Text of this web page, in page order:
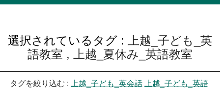
選択されているタグ :
上越_子ども_英
語教室 , 上越_夏休み_英語教室
タグを絞り込む : 上越_子ども_英会話
上越_子ども_英語